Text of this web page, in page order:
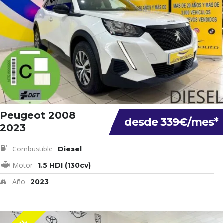
desde 339€/mes*
Peugeot 2008
2023
Combustible Diesel
Motor 1.5 HDI (130cv)
Año 2023